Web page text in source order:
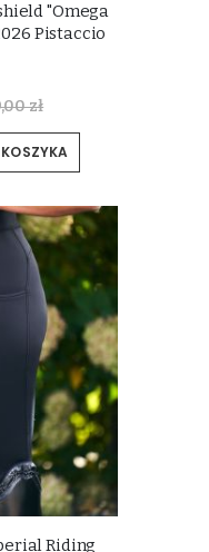
"Omega
Pistaccio
zł
Riding